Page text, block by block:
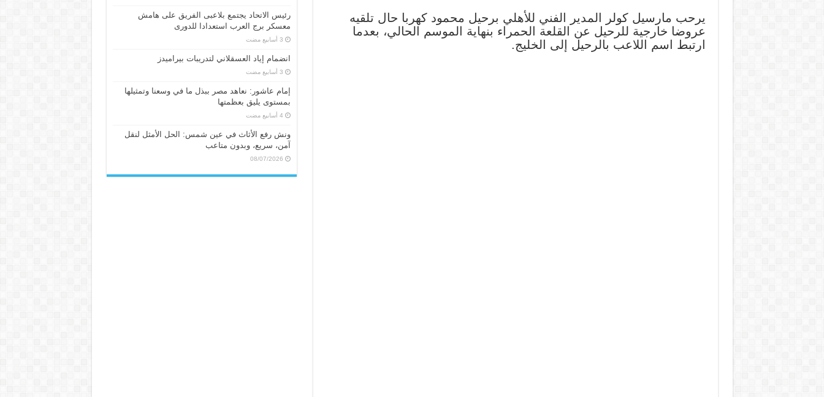
يرحب مارسيل كولر المدير الفني للأهلي برحيل محمود كهربا حال تلقيه
عروضا خارجية للرحيل عن القلعة الحمراء بنهاية الموسم الحالي، بعدما
ارتبط اسم اللاعب بالرحيل إلى الخليج.
رئيس الاتحاد يجتمع بلاعبى الفريق على هامش
معسكر برج العرب استعدادا للدورى
انضمام إياد العسقلاني لتدريبات بيراميدز
إمام عاشور: نعاهد مصر ببذل ما في وسعنا وتمثيلها
بمستوى يليق بعظمتها
ونش رفع الأثاث في عين شمس: الحل الأمثل لنقل
آمن، سريع، وبدون متاعب
08/07/2026